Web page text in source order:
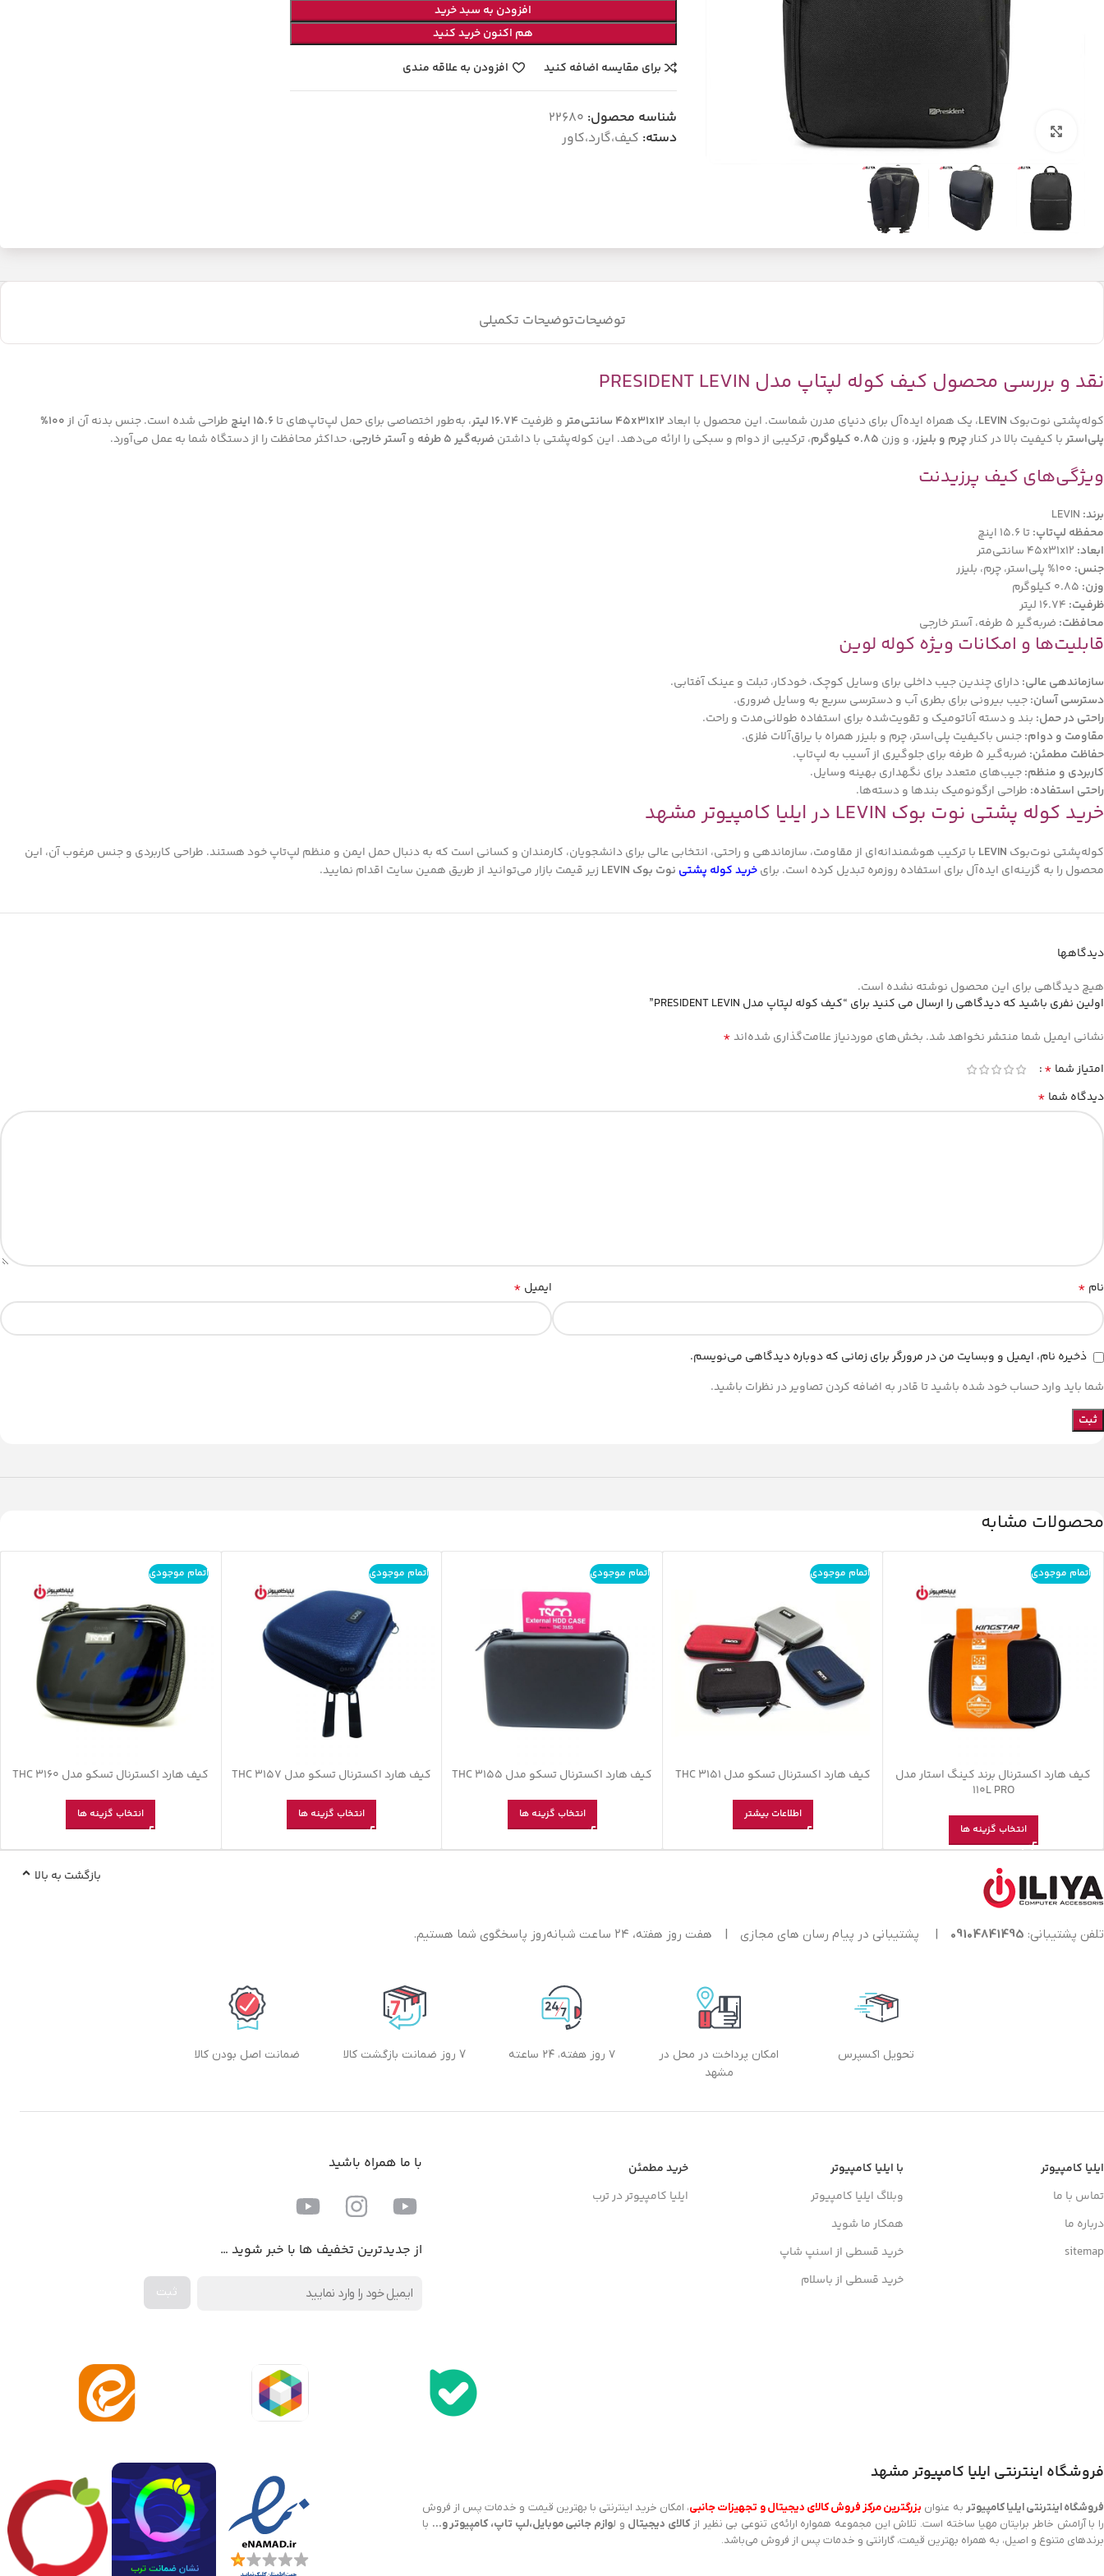
بزرگنمایی تصویر
افزودن به سبد خرید
هم اکنون خرید کنید
برای مقایسه اضافه کنید
افزودن به علاقه مندی
شناسه محصول: 22680
دسته: کیف،گارد،کاور
توضیحاتتوضیحات تکمیلی
نقد و بررسی محصول کیف کوله لپتاپ مدل PRESIDENT LEVIN
کوله‌پشتی نوت‌بوک LEVIN، یک همراه ایده‌آل برای دنیای مدرن شماست. این محصول با ابعاد45x31x12 سانتی‌متر و ظرفیت 16.74 لیتر ، به‌طور اختصاصی برای حمل لپ‌تاپ‌های تا15.6 اینچ طراحی شده است. جنس بدنه آن از
100%
پلی‌استربا کیفیت بالا در کنارچرم و بلیزر، و وزن 0.85 کیلوگرم ، ترکیبی از دوام و سبکی را ارائه می‌دهد. این کوله‌پشتی با داشتن ضربه‌گیر 5 طرفه وآستر خارجی، حداکثر محافظت را از دستگاه شما به عمل می‌آورد.
ویژگی‌های کیف پرزیدنت
برند:
محفظه لپ‌تاپ:تا 15.6 اینچ
ابعاد:
جنس:
وزن:
ظرفیت:
محافظت: ضربه‌گیر 5 طرفه، آستر خارجی
قابلیت‌ها و امکانات ویژه کوله لوین
سازماندهی عالی:دارای چندین جیب داخلی برای وسایل کوچک، خودکار، تبلت و عینک آفتابی.
دسترسی آسان:جیب بیرونی برای بطری آب و دسترسی سریع به وسایل ضروری.
راحتی در حمل: بند و دسته آناتومیک و تقویت‌شده برای استفاده طولانی‌مدت و راحت.
مقاومت و دوام:جنس باکیفیت پلی‌استر، چرم و بلیزر همراه با یراق‌آلات فلزی.
حفاظت مطمئن: ضربه‌گیر 5 طرفه برای جلوگیری از آسیب به لپ‌تاپ.
کاربردی و منظم:جیب‌های متعدد برای نگهداری بهینه وسایل.
راحتی استفاده: طراحی ارگونومیک بندها و دسته‌ها.
خرید کوله پشتی نوت بوک LEVIN در ایلیا کامپیوتر مشهد
کوله‌پشتی نوت‌بوک LEVIN با ترکیب هوشمندانه‌ای از مقاومت، سازماندهی و راحتی، انتخابی عالی برای دانشجویان، کارمندان و کسانی است که به دنبال حمل ایمن و منظم لپ‌تاپ خود هستند. طراحی کاربردی و جنس مرغوب آن، این
محصول را به گزینه‌ای ایده‌آل برای استفاده روزمره تبدیل کرده است. برایخرید کوله پشتی نوت بوک LEVIN زیر قیمت بازار می‌توانید از طریق همین سایت اقدام نمایید.
دیدگاهها
هیچ دیدگاهی برای این محصول نوشته نشده است.
اولین نفری باشید که دیدگاهی را ارسال می کنید برای “کیف کوله لپتاپ مدل PRESIDENT LEVIN”
نشانی ایمیل شما منتشر نخواهد شد. بخش‌های موردنیاز علامت‌گذاری شده‌اند*
امتیاز شما *
دیدگاه شما *
نام * ایمیل *
ذخیره نام، ایمیل و وبسایت من در مرورگر برای زمانی که دوباره دیدگاهی می‌نویسم.
شما باید وارد حساب خود شده باشید تا قادر به اضافه کردن تصاویر در نظرات باشید.
محصولات مشابه
اتمام موجودی
کیف هارد اکسترنال برند کینگ استار مدل
110L PRO
انتخاب گزینه ها
اتمام موجودی
کیف هارد اکسترنال تسکو مدل THC 3151
اطلاعات بیشتر
اتمام موجودی
کیف هارد اکسترنال تسکو مدل THC 3155
انتخاب گزینه ها
اتمام موجودی
کیف هارد اکسترنال تسکو مدل THC 3157
انتخاب گزینه ها
اتمام موجودی
کیف هارد اکسترنال تسکو مدل THC 3160
انتخاب گزینه ها
تلفن پشتیبانی: 09104841495
| پشتیبانی در پیام رسان های مجازی | هفت روز هفته، ۲۴ ساعت شبانه‌روز پاسخگوی شما هستیم.
بازگشت به بالا
تحویل اکسپرس
امکان پرداخت در محل در
مشهد
۷ روز هفته، ۲۴ ساعته 7 روز ضمانت بازگشت کالا ضمانت اصل بودن کالا
ایلیا کامپیوتر
تماس با ما
درباره ما
sitemap
با ایلیا کامپیوتر
وبلاگ ایلیا کامپیوتر
همکار ما شوید
خرید قسطی از اسنپ شاپ
خرید قسطی از باسلام
خرید مطمئن
ایلیا کامپیوتر در ترب
با ما همراه باشید
از جدیدترین تخفیف ها با خبر شوید …
فروشگاه اینترنتی ایلیا کامپیوتر مشهد
فروشگاه اینترنتی ایلیا کامپیوتر به عنوان بزرگترین مرکز فروش کالای دیجیتال و تجهیزات جانبی، امکان خرید اینترنتی با بهترین قیمت و خدمات پس از فروش
را با آرامش خاطر برایتان مهیا ساخته است. تلاش این مجموعه همواره ارائه‌ی تنوعی بی نظیر از کالای دیجیتال و لوازم جانبی موبایل،لپ تاپ، کامپیوتر و… با
برندهای متنوع و اصیل، به همراه بهترین قیمت، گارانتی و خدمات پس از فروش می‌باشد.